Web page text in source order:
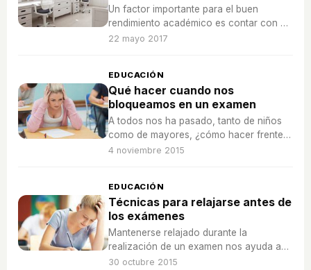
Un factor importante para el buen
rendimiento académico es contar con un
lugar de estudio adecuado, cómodo,
22 mayo 2017
EDUCACIÓN
Qué hacer cuando nos
bloqueamos en un examen
A todos nos ha pasado, tanto de niños
como de mayores, ¿cómo hacer frente
al bloqueo en un examen en diferentes
4 noviembre 2015
EDUCACIÓN
Técnicas para relajarse antes de
los exámenes
Mantenerse relajado durante la
realización de un examen nos ayuda a
superarlo con éxito, ¿cómo podemos
30 octubre 2015